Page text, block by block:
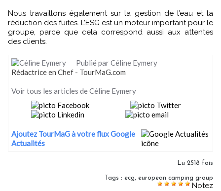
Nous travaillons également sur la gestion de l’eau et la
réduction des fuites. L’ESG est un moteur important pour le
groupe, parce que cela correspond aussi aux attentes
des clients.
Publié par Céline Eymery
Rédactrice en Chef - TourMaG.com
Voir tous les articles de Céline Eymery
Ajoutez TourMaG à votre flux Google
Actualités
Lu 2518 fois
Tags : ecg, european camping group
Notez